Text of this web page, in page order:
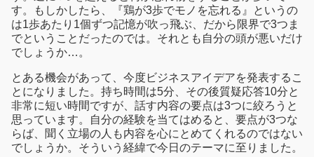
す。もしかしたら、『鶏が3歩でモノを忘れる』というの
は1歩あたり1個ずつ記憶が吹っ飛ぶ、だから限界で3つま
でということだったのでは。それとも自分の頭が悪いだけ
でしょうか…。
とある機会があって、今度ビジネスアイデアを発表するこ
とになりました。持ち時間は5分、その後質疑応答10分と
非常に短い時間ですが、話す内容の要点は3つに絞ろうと
思っています。自分の経験を当てはめると、要点が3つな
らば、聞く立場の人も内容を心にとめてくれるのではない
でしょうか。そういう経緯で今日のテーマに至りました。